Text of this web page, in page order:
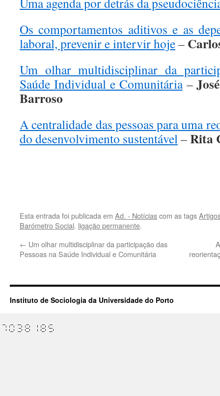
Os comportamentos aditivos e as
laboral, prevenir e intervir hoje–
Um olhar multidisciplinar da
Saúde Individual e Comunitária–
Barroso
A centralidade das pessoas para uma
do desenvolvimento sustentável–Rita
Esta entrada foi publicada em Ad. - Notíciascom as tags
Barómetro Social. ligação permanente.
← Um olhar multidisciplinar da participação das
Pessoas na Saúde Individual e Comunitária
Instituto de Sociologia da Universidade do Porto